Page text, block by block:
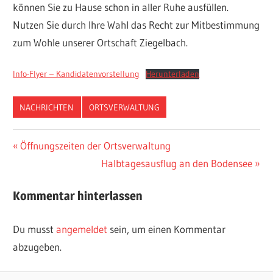
können Sie zu Hause schon in aller Ruhe ausfüllen.
Nutzen Sie durch Ihre Wahl das Recht zur Mitbestimmung
zum Wohle unserer Ortschaft Ziegelbach.
Info-Flyer – Kandidatenvorstellung Herunterladen
NACHRICHTEN ORTSVERWALTUNG
Beitragsnavigation
Vorheriger
Öffnungszeiten der Ortsverwaltung
Nächster
Halbtagesausflug an den Bodensee
Kommentar hinterlassen
Du musstangemeldet sein, um einen Kommentar
abzugeben.